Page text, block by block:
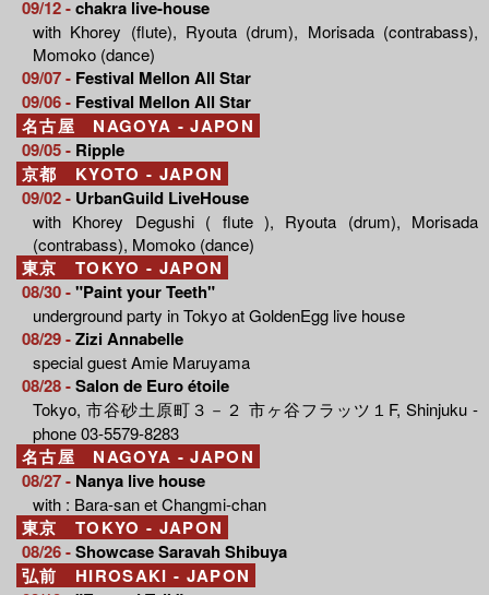
09/12 -chakra live-house
with Khorey (flute), Ryouta (drum), Morisada (contrabass),
Momoko (dance)
09/07 - Festival Mellon All Star
09/06 - Festival Mellon All Star
名古屋 NAGOYA - JAPON
09/05 - Ripple
京都 KYOTO - JAPON
09/02 - UrbanGuild LiveHouse
with Khorey Degushi ( flute ), Ryouta (drum), Morisada
(contrabass), Momoko (dance)
東京 TOKYO - JAPON
08/30 -"Paint your Teeth"
underground party in Tokyo at GoldenEgg live house
08/29 -Zizi Annabelle
special guest Amie Maruyama
08/28 -Salon de Euro étoile
Tokyo, 市谷砂土原町３－２ 市ヶ谷フラッツ１F, Shinjuku -
phone 03-5579-8283
名古屋 NAGOYA - JAPON
08/27 - Nanya live house
with : Bara-san et Changmi-chan
東京 TOKYO - JAPON
08/26 -Showcase Saravah Shibuya
弘前 HIROSAKI - JAPON